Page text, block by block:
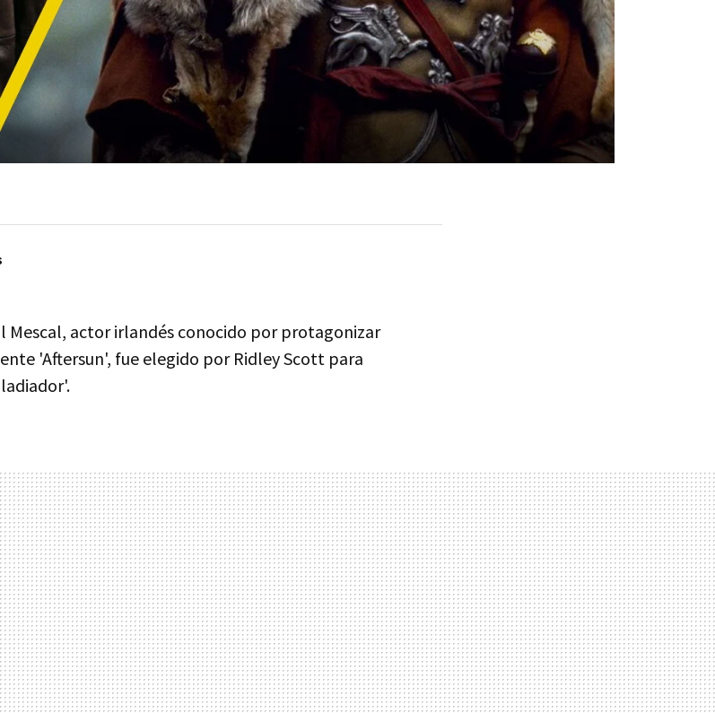
Mescal, actor irlandés conocido por protagonizar
'Aftersun', fue elegido por Ridley Scott para